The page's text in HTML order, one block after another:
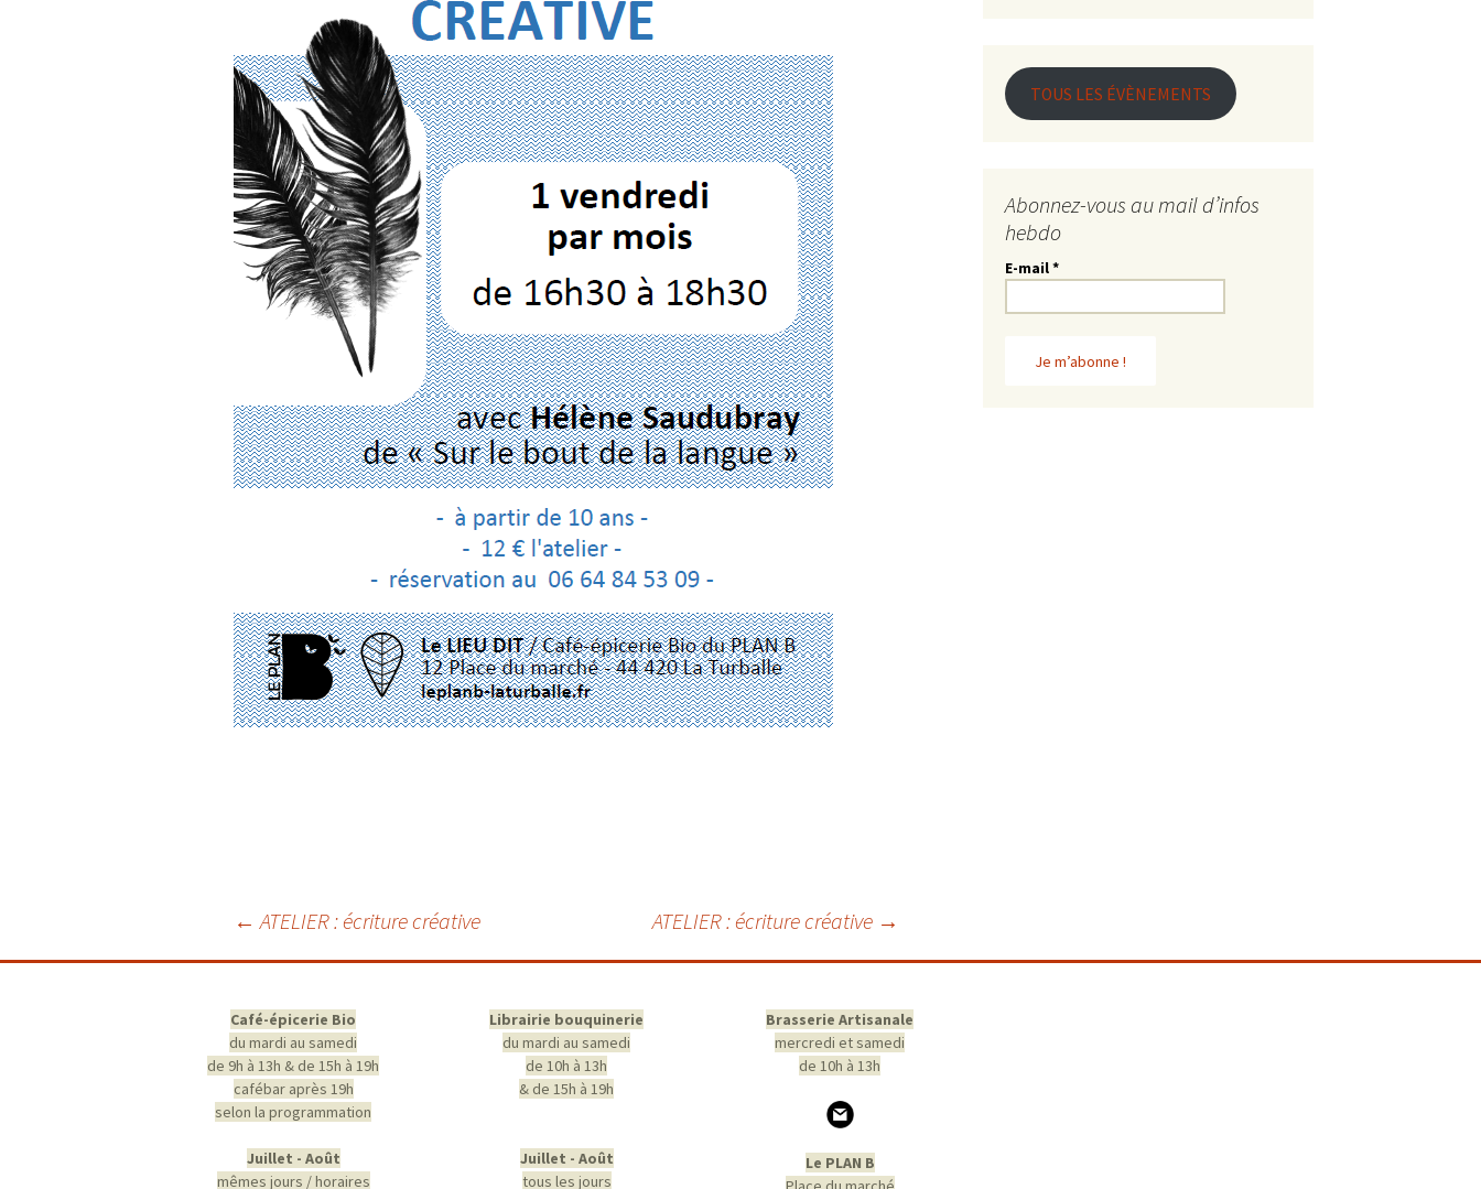
des
← ATELIER : écriture créative ATELIER : écriture créative →
TOUS LES ÉVÈNEMENTS
Abonnez-vous au mail d’infos
hebdo
E-mail*
Café-épicerie Bio
du mardi au samedi
de 9h à 13h & de 15h à 19h
cafébar après 19h
selon la programmation
Juillet - Août
mêmes jours / horaires
Librairie bouquinerie
du mardi au samedi
de 10h à 13h
& de 15h à 19h
Juillet - Août
tous les jours
Brasserie Artisanale
mercredi et samedi
de 10h à 13h
Le PLAN B